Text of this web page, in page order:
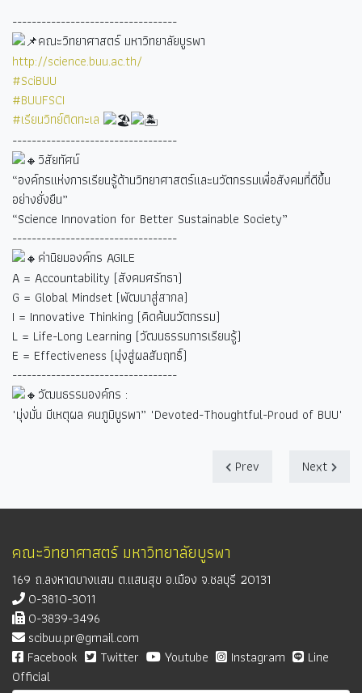
----------------------------------
คณะวิทยาศาสตร์ มหาวิทยาลัยบูรพา
http://science.buu.ac.th/
#SciBUU
#BUUFSCI
#เรียนวิทย์ติดทะเล
----------------------------------
วิสัยทัศน์
“องค์กรแห่งการเรียนรู้ด้านวิทยาศาสตร์และนวัตกรรมเพื่อสังคมที่ดีขึ้น
อย่างยั่งยืน”
“Science Innovation for Better Sustainable Society”
----------------------------------
ค่านิยมองค์กร AGILE
A = Accountability (สังคมศรัทธา)
G = Global Mindset (พัฒนาสู่สากล)
I = Innovative Thinking (คิดค้นนวัตกรรม)
L = Life-Long Learning (วัฒนธรรมการเรียนรู้)
E = Effectiveness (มุ่งสู่ผลสัมฤทธิ์)
----------------------------------
วัฒนธรรมองค์กร :
"มุ่งมั่น มีเหตุผล คนภูมิบูรพา” "Devoted-Thoughtful-Proud of BUU"
Prev Next
คณะวิทยาศาสตร์ มหาวิทยาลัยบูรพา
169 ถ.ลงหาดบางแสน ต.แสนสุข อ.เมือง จ.ชลบุรี 20131
0-3810-3011
0-3839-3496
scibuu.pr@gmail.com
Facebook
Twitter Youtube Instagram
Line
Official